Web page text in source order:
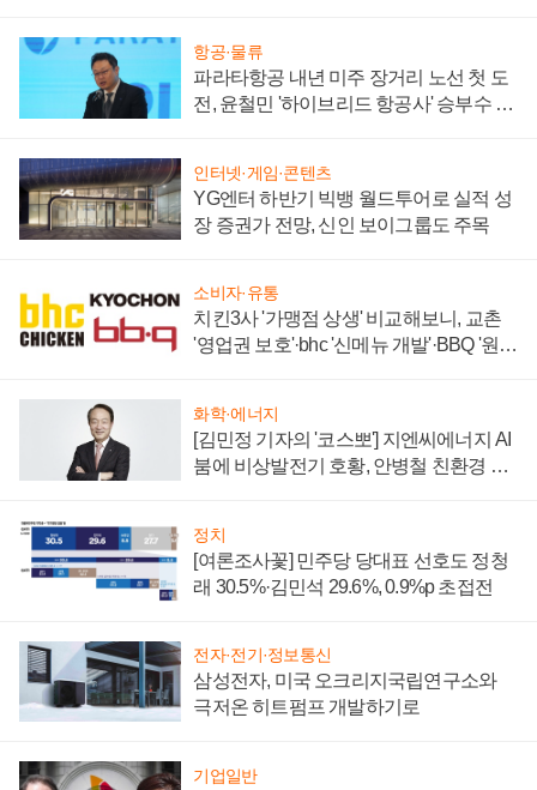
항공·물류
파라타항공 내년 미주 장거리 노선 첫 도
전, 윤철민 '하이브리드 항공사' 승부수 통
인터넷·게임·콘텐츠
YG엔터 하반기 빅뱅 월드투어로 실적 성
장 증권가 전망, 신인 보이그룹도 주목
소비자·유통
치킨3사 '가맹점 상생' 비교해보니, 교촌
'영업권 보호'·bhc '신메뉴 개발'·BBQ '원가
화학·에너지
[김민정 기자의 '코스뽀'] 지엔씨에너지 AI
붐에 비상발전기 호황, 안병철 친환경 에
정치
[여론조사꽃] 민주당 당대표 선호도 정청
래 30.5%·김민석 29.6%, 0.9%p 초접전
전자·전기·정보통신
삼성전자, 미국 오크리지국립연구소와
극저온 히트펌프 개발하기로
기업일반